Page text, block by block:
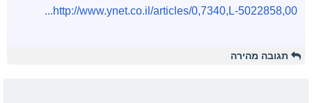
http://www.ynet.co.il/articles/0,7340,L-5022858,00...
תגובה מהירה